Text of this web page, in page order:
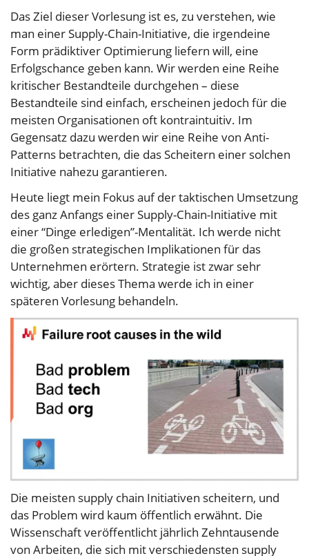
Das Ziel dieser Vorlesung ist es, zu verstehen, wie
man einer Supply-Chain-Initiative, die irgendeine
Form prädiktiver Optimierung liefern will, eine
Erfolgschance geben kann. Wir werden eine Reihe
kritischer Bestandteile durchgehen – diese
Bestandteile sind einfach, erscheinen jedoch für die
meisten Organisationen oft kontraintuitiv. Im
Gegensatz dazu werden wir eine Reihe von Anti-
Patterns betrachten, die das Scheitern einer solchen
Initiative nahezu garantieren.
Heute liegt mein Fokus auf der taktischen Umsetzung
des ganz Anfangs einer Supply-Chain-Initiative mit
einer “Dinge erledigen”-Mentalität. Ich werde nicht
die großen strategischen Implikationen für das
Unternehmen erörtern. Strategie ist zwar sehr
wichtig, aber dieses Thema werde ich in einer
späteren Vorlesung behandeln.
Die meisten supply chain Initiativen scheitern, und
das Problem wird kaum öffentlich erwähnt. Die
Wissenschaft veröffentlicht jährlich Zehntausende
von Arbeiten, die sich mit verschiedensten supply